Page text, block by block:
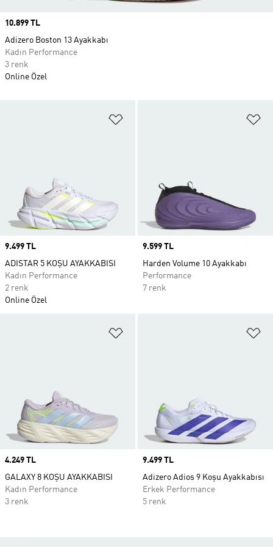
Price
9.499 TL
ADISTAR 5 KOŞU AYAKKABISI
Kadın Performance
2 renk
Online Özel
Price
9.599 TL
Harden Volume 10 Ayakkabı
Performance
7 renk
Price
4.249 TL
GALAXY 8 KOŞU AYAKKABISI
Kadın Performance
3 renk
Price
9.499 TL
Adizero Adios 9 Koşu Ayakkabısı
Erkek Performance
5 renk
Price
10.899 TL
Adizero Boston 13 Ayakkabı
Kadın Performance
3 renk
Online Özel